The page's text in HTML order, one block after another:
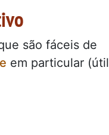
são fáceis de
em particular (útil